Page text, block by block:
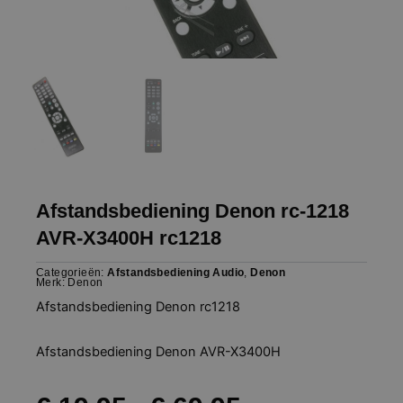
Afstandsbediening Denon rc-1218
AVR-X3400H rc1218
Categorieën: Afstandsbediening Audio ,Denon
Merk: Denon
Afstandsbediening Denon rc1218
Afstandsbediening Denon AVR-X3400H